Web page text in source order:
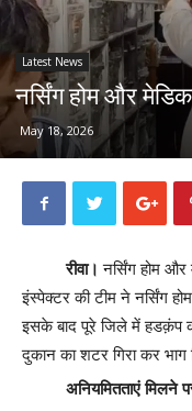
Latest News
नर्सिंग होम और
May 18, 2026
रीवा। नर्सिंग होम
इंस्पेक्टर की टीम ने नर्सिंग
इसके बाद पूरे जिले में हडक़ंप
दुकान का शटर गिरा कर
अनियमितताएं मिलने